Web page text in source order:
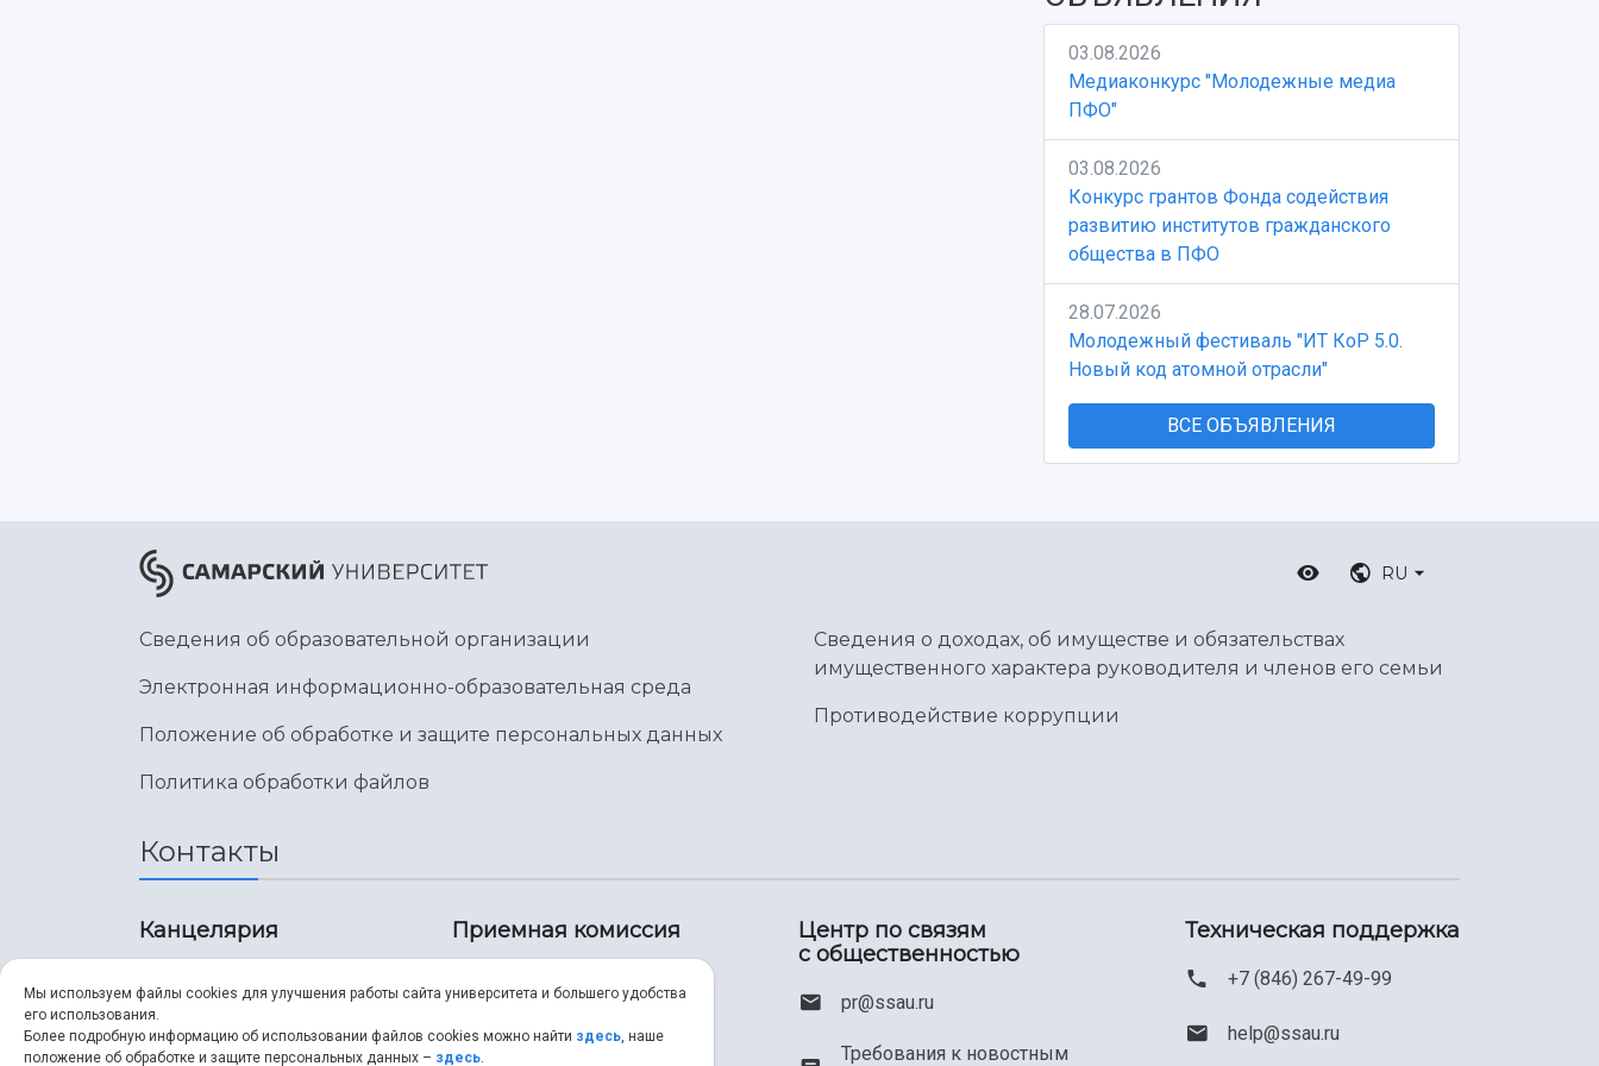
03.08.2026
Медиаконкурс "Молодежные медиа
ПФО"
03.08.2026
Конкурс грантов Фонда содействия
развитию институтов гражданского
общества в ПФО
28.07.2026
Молодежный фестиваль "ИТ КоР 5.0.
Новый код атомной отрасли"
ВСЕ ОБЪЯВЛЕНИЯ
RU
Сведения об образовательной организации
Электронная информационно-образовательная среда
Положение об обработке и защите персональных данных
Политика обработки файлов
Сведения о доходах, об имуществе и обязательствах
имущественного характера руководителя и членов его семьи
Противодействие коррупции
Контакты
Канцелярия
8 (846) 267-43-70
Приемная комиссия
8 (846) 267-48-67
Центр по связям
с общественностью
pr@ssau.ru
Требования к новостным
Техническая поддержка
+7 (846) 267-49-99
help@ssau.ru
Мы используем файлы cookies для улучшения работы сайта университета и большего удобства
его использования.
Более подробную информацию об использовании файлов cookies можно найти здесь, наше
положение об обработке и защите персональных данных – здесь.